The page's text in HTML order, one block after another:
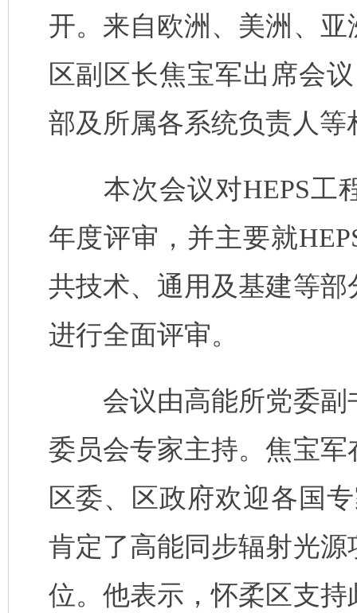
开。来自欧洲、美洲、
区副区长焦宝军出席会
部及所属各系统负责人等
本次会议对HEPS工
年度评审，并主要就
共技术、通用及基建等
进行全面评审。
会议由高能所党委
委员会专家主持。焦宝
区委、区政府欢迎各国
肯定了高能同步辐射光
位。他表示，怀柔区支